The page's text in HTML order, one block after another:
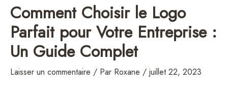
Comment Choisir le Logo
Parfait pour Votre Entreprise :
Un Guide Complet
Laisser un commentaire / Par Roxane / juillet 22, 2023